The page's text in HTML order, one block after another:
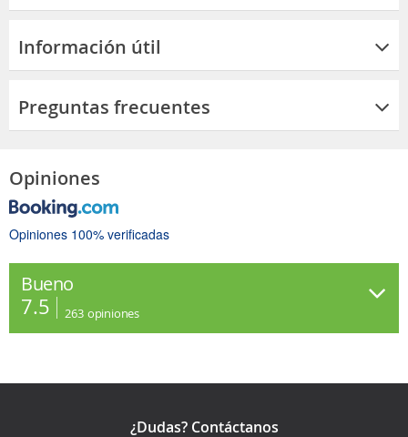
Información útil
Preguntas frecuentes
Opiniones
Opiniones 100% verificadas
Bueno
7.5 263 opiniones
¿Dudas? Contáctanos